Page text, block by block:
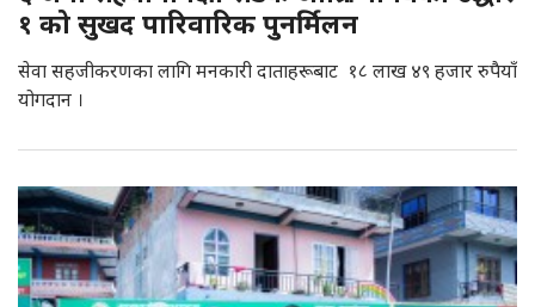
१ को सुखद पारिवारिक पुनर्मिलन
सेवा सहजीकरणका लागि मनकारी दाताहरूबाट १८ लाख ४९ हजार रुपैयाँ
योगदान ।